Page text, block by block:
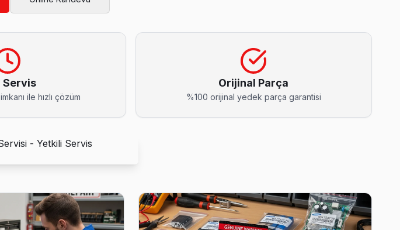
ücret almıyoruz — bu taahhüdümüz.
sorunu. Teknik ekibimiz Akpınar'e gelerek fabrika reset ve yeniden yükleme yapıyor.
Servis
ile hızlı çözüm
Orijinal Parça
%100 orijinal yedek parça garantisi